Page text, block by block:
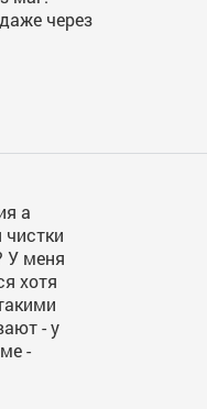
через
а
У меня
хотя
- у
-